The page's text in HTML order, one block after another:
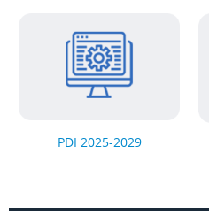
PDI 2025-2029